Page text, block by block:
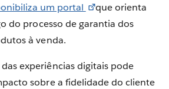
um portal
que orienta
do processo de garantia dos
à venda.
experiências digitais pode
sobre a fidelidade do cliente